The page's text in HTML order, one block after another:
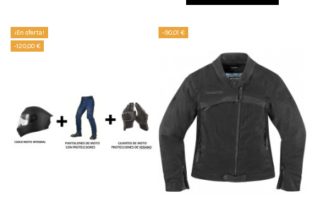
¡En oferta!
-120,00 €
-90,01 €